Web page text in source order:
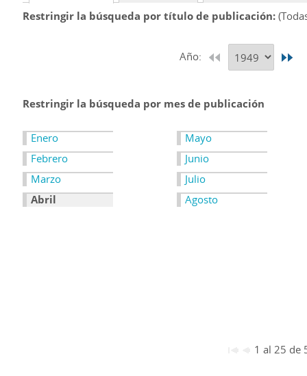
Restringir la búsqueda por título de publicación
Año:
Restringir la búsqueda por mes de publicación
Enero
Febrero
Marzo
Abril
Mayo
Junio
Julio
Agosto
1 al 25 de